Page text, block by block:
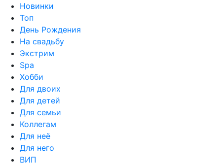
Новинки
Топ
День Рождения
На свадьбу
Экстрим
Spa
Хобби
Для двоих
Для детей
Для семьи
Коллегам
Для неё
Для него
ВИП